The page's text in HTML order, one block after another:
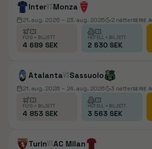
IntervsMonza
21. aug. 2026 – 23. aug. 2026 2 nätterSERIE A
FLYG + BILJETT
4 689 SEK
HOTELL + BILJETT
2 630 SEK
AtalantavsSassuolo
21. aug. 2026 – 24. aug. 2026 3 nätterSERIE A
FLYG + BILJETT
4 853 SEK
HOTELL + BILJETT
3 563 SEK
TurinvsAC Milan